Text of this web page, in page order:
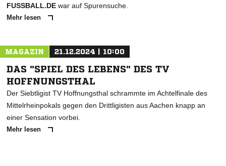
FUSSBALL.DE war auf Spurensuche.
Mehr lesen
MAGAZIN 21.12.2024 | 10:00
DAS "SPIEL DES LEBENS" DES TV
HOFFNUNGSTHAL
Der Siebtligist TV Hoffnungsthal schrammte im Achtelfinale des
Mittelrheinpokals gegen den Drittligisten aus Aachen knapp an
einer Sensation vorbei.
Mehr lesen